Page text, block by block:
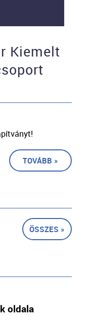
Kiemelt
TOVÁBB »
ÖSSZES »
oldala